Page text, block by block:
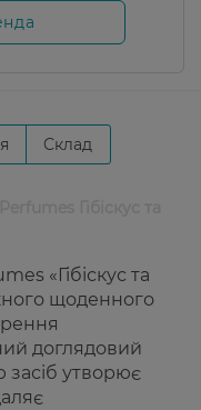
Склад
«Гібіскус та
щоденного
доглядовий
засіб утворює